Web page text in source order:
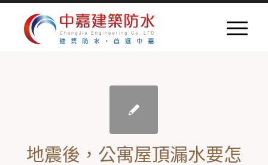
地震後，公寓屋頂漏水要怎